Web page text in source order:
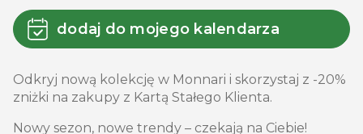
dodaj do mojego kalendarza
Odkryj nową kolekcję w Monnari i skorzystaj z -20%
zniżki na zakupy z Kartą Stałego Klienta.
Nowy sezon, nowe trendy – czekają na Ciebie!